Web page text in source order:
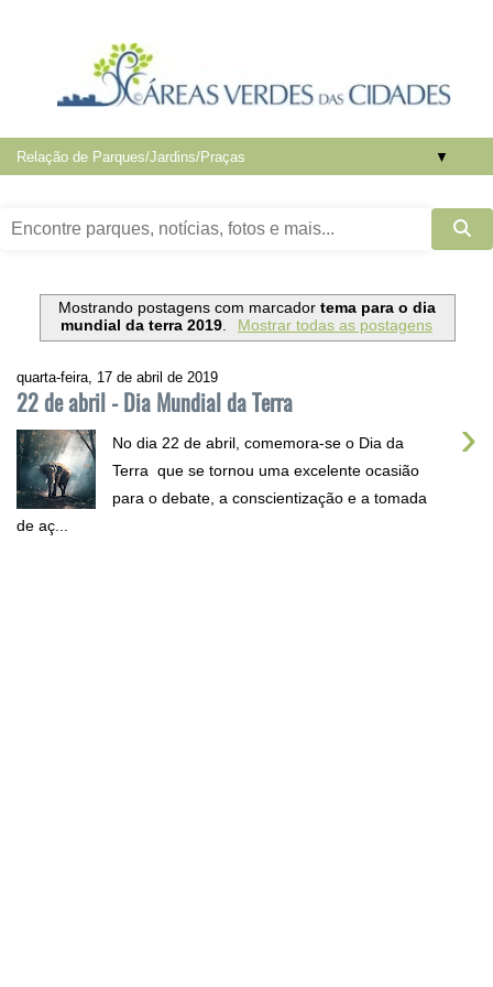
▼
Mostrando postagens com marcador tema para o dia
mundial da terra 2019. Mostrar todas as postagens
quarta-feira, 17 de abril de 2019
22 de abril - Dia Mundial da Terra
›
No dia 22 de abril, comemora-se o Dia da
Terra que se tornou uma excelente ocasião
para o debate, a conscientização e a tomada
de aç...